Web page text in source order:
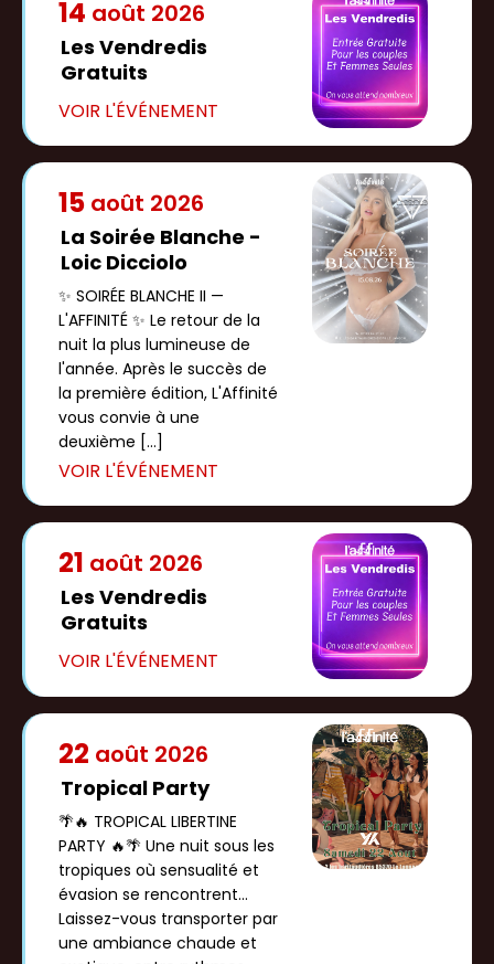
14 août 2026
Les Vendredis
Gratuits
15 août 2026
La Soirée Blanche -
Loic Dicciolo
✨ SOIRÉE BLANCHE II —
L'AFFINITÉ ✨ Le retour de la
nuit la plus lumineuse de
l'année. Après le succès de
la première édition, L'Affinité
vous convie à une
deuxième […]
21 août 2026
Les Vendredis
Gratuits
22 août 2026
Tropical Party
🌴🔥 TROPICAL LIBERTINE
PARTY 🔥🌴 Une nuit sous les
tropiques où sensualité et
évasion se rencontrent...
Laissez-vous transporter par
une ambiance chaude et